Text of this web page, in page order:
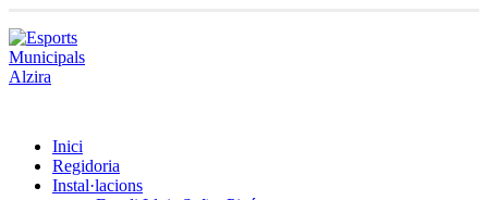
Inici
Regidoria
Instal·lacions